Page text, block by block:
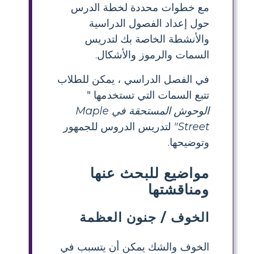
مع خطوات محددة لخطة الدرس
حول إعداد الفصول الدراسية
والأنشطة الخاصة بك لتدريس
السمات والرموز والأشكال.
في الفصل الدراسي ، يمكن للطلاب
تتبع السمات التي تستخدمها "
الوحوش المستحقة في Maple
Street" لتدريس الدروس للجمهور
وتوضيحها.
مواضيع للبحث عنها
ومناقشتها
الخوف / جنون العظمة
الخوف والشك يمكن أن يتسبب في